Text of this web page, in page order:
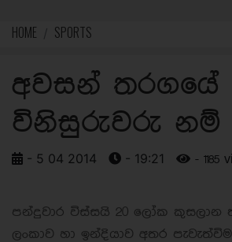
HOME SPORTS
අවසන් තරගයේ
විනිසුරුවරු නම්
- 5 04 2014 - 19:21 - 1185
පන්දුවාර විස්සයි 20 ලෝක කුසලාන
ලංකාව හා ඉන්දියාව අතර